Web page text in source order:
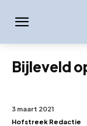
Bijleveld
3 maart 2021
Hofstreek Redactie